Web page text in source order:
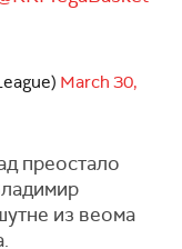
March 30,
преостало
из веома